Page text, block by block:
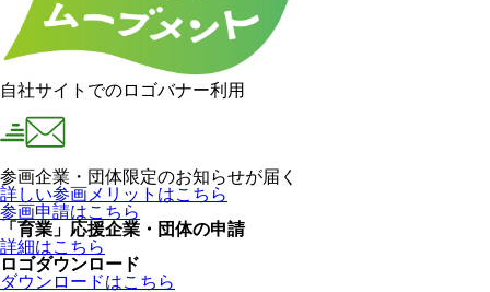
自社サイトでのロゴバナー利用
参画企業・団体限定のお知らせが届く
詳しい参画メリットはこちら
参画申請はこちら
「育業」応援企業・団体の申請
詳細はこちら
ロゴダウンロード
ダウンロードはこちら